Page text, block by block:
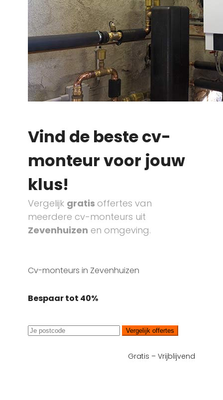
Vind de beste cv-
monteur voor jouw
klus!
Vergelijk gratis offertes van
meerdere cv-monteurs uit
Zevenhuizen en omgeving.
Cv-monteurs in Zevenhuizen
Bespaar tot 40%
Vergelijk offertes
Gratis – Vrijblijvend